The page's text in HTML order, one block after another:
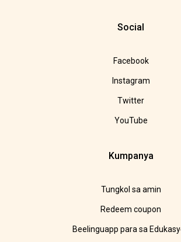
Social
Facebook
Instagram
Twitter
YouTube
Kumpanya
Tungkol sa amin
Redeem coupon
Beelinguapp para sa